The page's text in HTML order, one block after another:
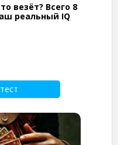
везёт? Всего 8
реальный IQ